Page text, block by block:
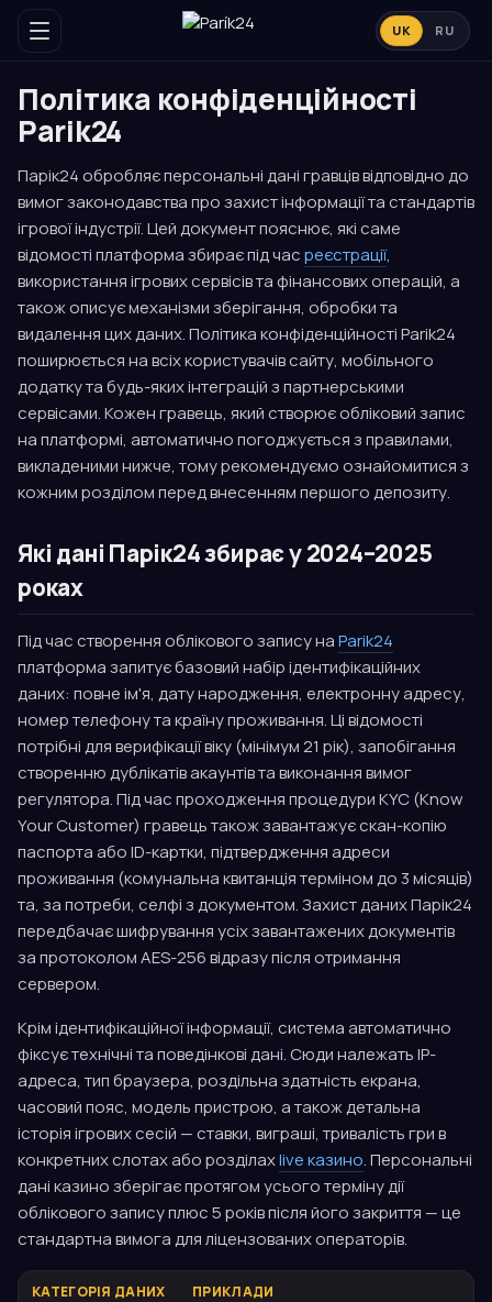
UK RU
Політика конфіденційності
Parik24
Парік24 обробляє персональні дані гравців відповідно до
вимог законодавства про захист інформації та стандартів
ігрової індустрії. Цей документ пояснює, які саме
відомості платформа збирає під часреєстрації,
використання ігрових сервісів та фінансових операцій, а
також описує механізми зберігання, обробки та
видалення цих даних. Політика конфіденційності Parik24
поширюється на всіх користувачів сайту, мобільного
додатку та будь-яких інтеграцій з партнерськими
сервісами. Кожен гравець, який створює обліковий запис
на платформі, автоматично погоджується з правилами,
викладеними нижче, тому рекомендуємо ознайомитися з
кожним розділом перед внесенням першого депозиту.
Які дані Парік24 збирає у 2024–2025
роках
Під час створення облікового запису наParik24
платформа запитує базовий набір ідентифікаційних
даних: повне ім'я, дату народження, електронну адресу,
номер телефону та країну проживання. Ці відомості
потрібні для верифікації віку (мінімум 21 рік), запобігання
створенню дублікатів акаунтів та виконання вимог
регулятора. Під час проходження процедури KYC (Know
Your Customer) гравець також завантажує скан-копію
паспорта або ID-картки, підтвердження адреси
проживання (комунальна квитанція терміном до 3 місяців)
та, за потреби, селфі з документом. Захист даних Парік24
передбачає шифрування усіх завантажених документів
за протоколом AES-256 відразу після отримання
сервером.
Крім ідентифікаційної інформації, система автоматично
фіксує технічні та поведінкові дані. Сюди належать IP-
адреса, тип браузера, роздільна здатність екрана,
часовий пояс, модель пристрою, а також детальна
історія ігрових сесій — ставки, виграші, тривалість гри в
конкретних слотах або розділахlive казино. Персональні
дані казино зберігає протягом усього терміну дії
облікового запису плюс 5 років після його закриття — це
стандартна вимога для ліцензованих операторів.
КАТЕГОРІЯ ДАНИХ ПРИКЛАДИ